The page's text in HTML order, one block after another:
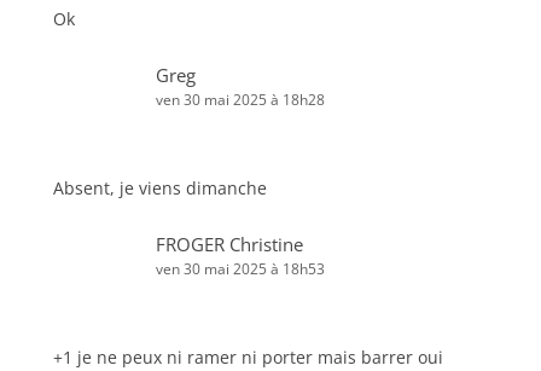
Ok
Greg
ven 30 mai 2025 à 18h28
Absent, je viens dimanche
FROGER Christine
ven 30 mai 2025 à 18h53
+1 je ne peux ni ramer ni porter mais barrer oui